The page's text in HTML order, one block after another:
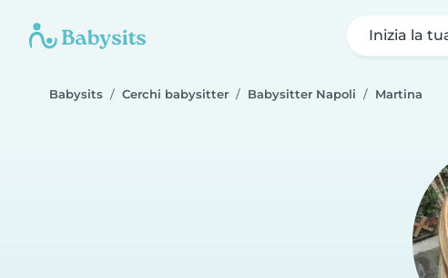
Inizia la
Babysits Cerchi babysitter Babysitter Napoli Martina